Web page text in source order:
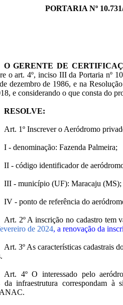
PORTARIA Nº
O GERENTE DE
o art. 4º, inciso III da Portaria nº
dezembro de 1986, e na
e considerando o que consta do
RESOLVE:
Art. 1º Inscrever o Aeródromo
I - denominação: Fazenda Palmeira;
II - código identificador de
III - município (UF): Maracaju (MS);
IV - ponto de referência do
Art. 2º A inscrição no cadastro tem
de 2024, a renovação da
Art. 3º As características cadastrais
Art. 4º O interessado pelo
da infraestrutura correspondam
ANAC.